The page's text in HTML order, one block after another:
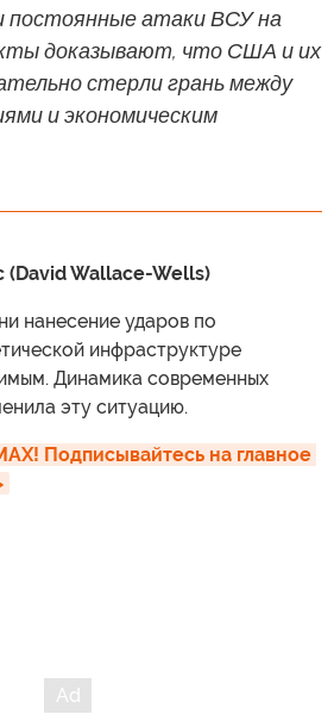
постоянные атаки ВСУ на
доказывают, что США и их
стерли грань между
и экономическим
(David Wallace-Wells)
нанесение ударов по
инфраструктуре
Динамика современных
эту ситуацию.
Подписывайтесь на главное